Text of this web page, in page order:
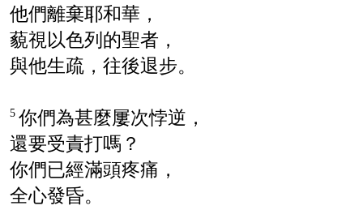
他們離棄耶和華，
藐視以色列 的聖者，
與他生疏，往後退步。
5 你們為甚麼屢次悖逆，
還要受責打嗎？
你們已經滿頭疼痛，
全心發昏。